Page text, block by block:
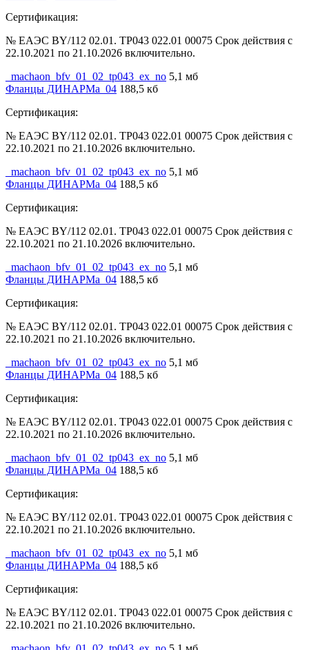
Сертификация:
№ ЕАЭС BY/112 02.01. ТР043 022.01 00075 Срок действия с
22.10.2021 по 21.10.2026 включительно.
_machaon_bfv_01_02_tp043_ex_no 5,1 мб
Фланцы ДИНАРМа_04 188,5 кб
Сертификация:
№ ЕАЭС BY/112 02.01. ТР043 022.01 00075 Срок действия с
22.10.2021 по 21.10.2026 включительно.
_machaon_bfv_01_02_tp043_ex_no 5,1 мб
Фланцы ДИНАРМа_04 188,5 кб
Сертификация:
№ ЕАЭС BY/112 02.01. ТР043 022.01 00075 Срок действия с
22.10.2021 по 21.10.2026 включительно.
_machaon_bfv_01_02_tp043_ex_no 5,1 мб
Фланцы ДИНАРМа_04 188,5 кб
Сертификация:
№ ЕАЭС BY/112 02.01. ТР043 022.01 00075 Срок действия с
22.10.2021 по 21.10.2026 включительно.
_machaon_bfv_01_02_tp043_ex_no 5,1 мб
Фланцы ДИНАРМа_04 188,5 кб
Сертификация:
№ ЕАЭС BY/112 02.01. ТР043 022.01 00075 Срок действия с
22.10.2021 по 21.10.2026 включительно.
_machaon_bfv_01_02_tp043_ex_no 5,1 мб
Фланцы ДИНАРМа_04 188,5 кб
Сертификация:
№ ЕАЭС BY/112 02.01. ТР043 022.01 00075 Срок действия с
22.10.2021 по 21.10.2026 включительно.
_machaon_bfv_01_02_tp043_ex_no 5,1 мб
Фланцы ДИНАРМа_04 188,5 кб
Сертификация:
№ ЕАЭС BY/112 02.01. ТР043 022.01 00075 Срок действия с
22.10.2021 по 21.10.2026 включительно.